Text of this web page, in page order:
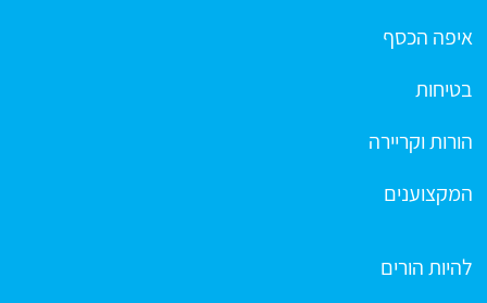
איפה הכסף
בטיחות
הורות וקריירה
המקצוענים
להיות הורים